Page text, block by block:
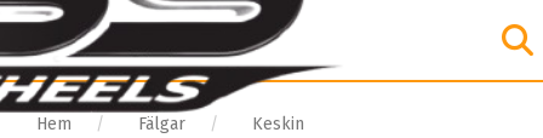
Hem Fälgar Keskin